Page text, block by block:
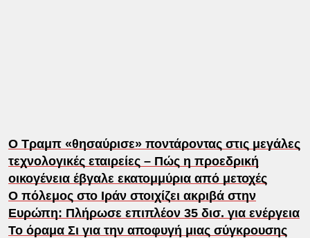
Ο Τραμπ «θησαύρισε» ποντάροντας στις μεγάλες
τεχνολογικές εταιρείες – Πώς η προεδρική
οικογένεια έβγαλε εκατομμύρια από μετοχές
Ο πόλεμος στο Ιράν στοιχίζει ακριβά στην
Ευρώπη: Πλήρωσε επιπλέον 35 δισ. για ενέργεια
Το όραμα Σι για την αποφυγή μιας σύγκρουσης